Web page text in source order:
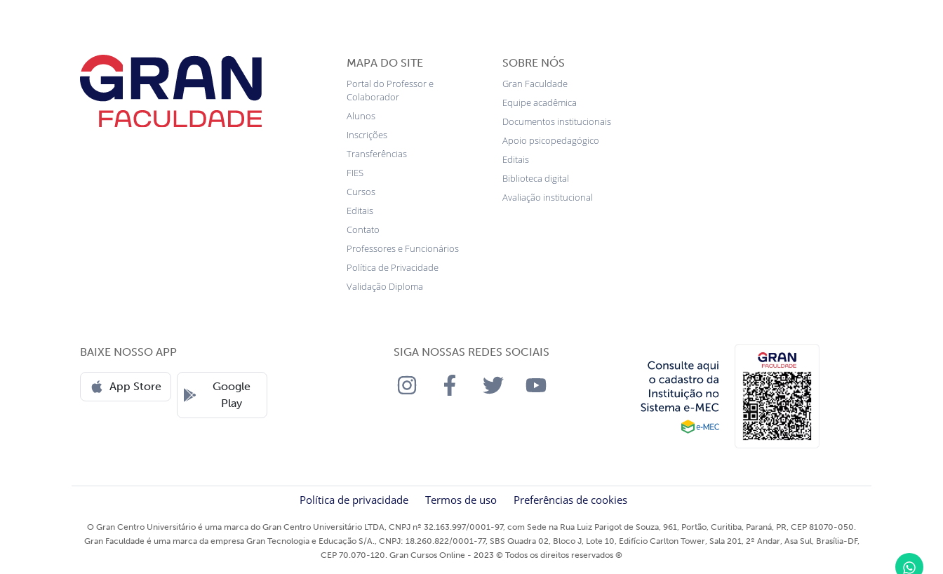
MAPA DO SITE
Portal do Professor e
Colaborador
Alunos
Inscrições
Transferências
FIES
Cursos
Editais
Contato
Professores e Funcionários
Política de Privacidade
Validação Diploma
SOBRE NÓS
Gran Faculdade
Equipe acadêmica
Documentos institucionais
Apoio psicopedagógico
Editais
Biblioteca digital
Avaliação institucional
BAIXE NOSSO APP
App Store
Google
Play
SIGA NOSSAS REDES SOCIAIS
Política de privacidade Termos de uso Preferências de cookies
O Gran Centro Universitário é uma marca do Gran Centro Universitário LTDA, CNPJ nº 32.163.997/0001-97, com Sede na Rua Luiz Parigot de Souza, 961, Portão, Curitiba, Paraná, PR, CEP 81070-050.
Gran Faculdade é uma marca da empresa Gran Tecnologia e Educação S/A., CNPJ: 18.260.822/0001-77, SBS Quadra 02, Bloco J, Lote 10, Edifício Carlton Tower, Sala 201, 2º Andar, Asa Sul, Brasília-DF,
CEP 70.070-120. Gran Cursos Online - 2023 © Todos os direitos reservados ®